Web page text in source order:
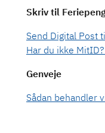
Skriv til
Send Digital Post
Har du ikke
Genveje
Sådan behandler